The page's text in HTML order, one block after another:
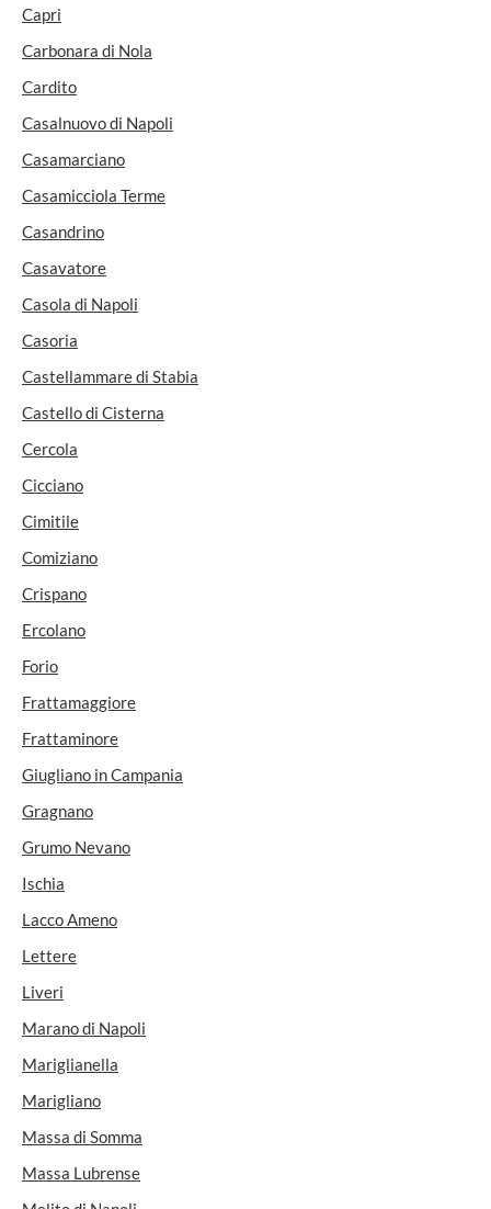
Capri
Carbonara di Nola
Cardito
Casalnuovo di Napoli
Casamarciano
Casamicciola Terme
Casandrino
Casavatore
Casola di Napoli
Casoria
Castellammare di Stabia
Castello di Cisterna
Cercola
Cicciano
Cimitile
Comiziano
Crispano
Ercolano
Forio
Frattamaggiore
Frattaminore
Giugliano in Campania
Gragnano
Grumo Nevano
Ischia
Lacco Ameno
Lettere
Liveri
Marano di Napoli
Mariglianella
Marigliano
Massa di Somma
Massa Lubrense